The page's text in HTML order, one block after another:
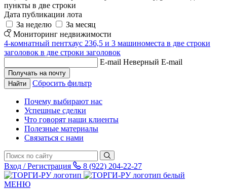
пункты в две строки
Дата публикации лота
За неделю
За месяц
Мониторинг недвижимости
4-комнатный пентхаус 236,5 и 3 машиноместа в две строки
заголовок в две строки заголовок
E-mail Неверный E-mail
Сбросить фильтр
Почему выбирают нас
Успешные сделки
Что говорят наши клиенты
Полезные материалы
Связаться с нами
Вход / Регистрация 8 (922) 204-22-27
МЕНЮ